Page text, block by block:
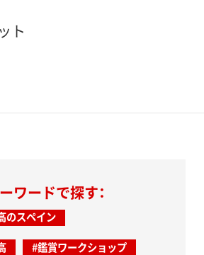
ト
ワードで探す：
のスペイン
#鑑賞ワークショップ